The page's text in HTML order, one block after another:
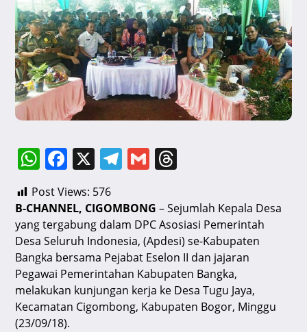
W
h
at
s
A
p
p
F
c
e
b
o
o
k
X T
e
gr
a
m
G
ai
l
e
a
d
s
Post Views: 576
B-CHANNEL, CIGOMBONG – Sejumlah Kepala Desa
yang tergabung dalam DPC Asosiasi Pemerintah
Desa Seluruh Indonesia, (Apdesi) se-Kabupaten
Bangka bersama Pejabat Eselon II dan jajaran
Pegawai Pemerintahan Kabupaten Bangka,
melakukan kunjungan kerja ke Desa Tugu Jaya,
Kecamatan Cigombong, Kabupaten Bogor, Minggu
(23/09/18).